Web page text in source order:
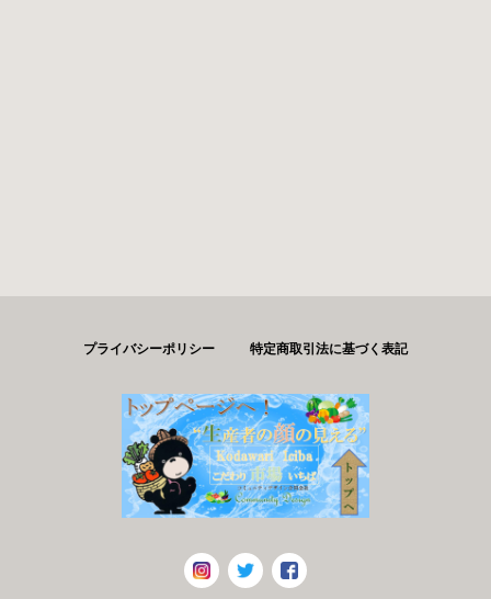
プライバシーポリシー 特定商取引法に基づく表記